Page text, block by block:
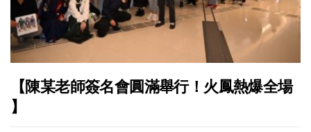
【陳某老師簽名會圓滿舉行！火鳳熱爆全場
】